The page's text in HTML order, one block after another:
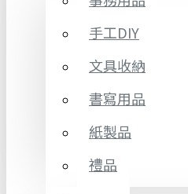
手工DIY
文具收納
書寫用品
紙製品
禮品